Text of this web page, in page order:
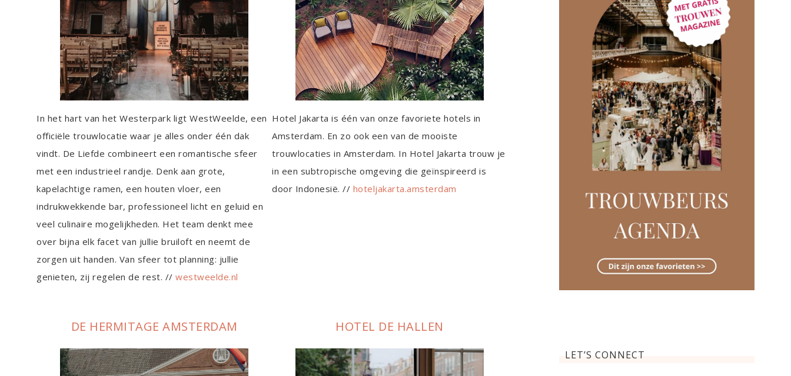
In het hart van het Westerpark ligt WestWeelde, een
officiële trouwlocatie waar je alles onder één dak
vindt. De Liefde combineert een romantische sfeer
met een industrieel randje. Denk aan grote,
kapelachtige ramen, een houten vloer, een
indrukwekkende bar, professioneel licht en geluid en
veel culinaire mogelijkheden. Het team denkt mee
over bijna elk facet van jullie bruiloft en neemt de
zorgen uit handen. Van sfeer tot planning: jullie
genieten, zij regelen de rest. // westweelde.nl
Hotel Jakarta is één van onze favoriete hotels in
Amsterdam. En zo ook een van de mooiste
trouwlocaties in Amsterdam. In Hotel Jakarta trouw je
in een subtropische omgeving die geïnspireerd is
door Indonesië. // hoteljakarta.amsterdam
DE HERMITAGE AMSTERDAM HOTEL DE HALLEN
LET’S CONNECT